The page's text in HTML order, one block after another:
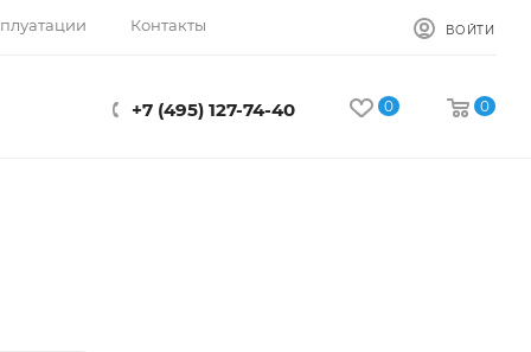
Контакты ВОЙТИ
+7 (495) 127-74-40 0 0